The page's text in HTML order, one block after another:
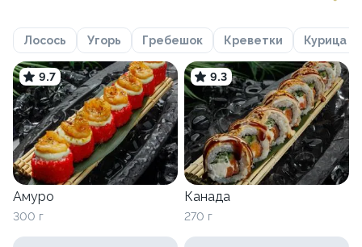
Лосось Угорь Гребешок Креветки Курица
9.7
Амуро
300 г
9.3
Канада
270 г